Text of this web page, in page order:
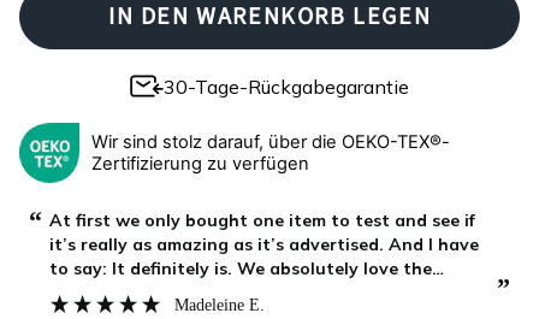
IN DEN WARENKORB LEGEN
30-Tage-Rückgabegarantie
Wir sind stolz darauf, über die OEKO-TEX®-
Zertifizierung zu verfügen
“
”
I've bought my first Zipster pyjama's for my
daughter from the beginning. I don't want anything
else than zipster pyjama's shes now 4 months old.
The quality is really sublime
Silke, Genk, BE